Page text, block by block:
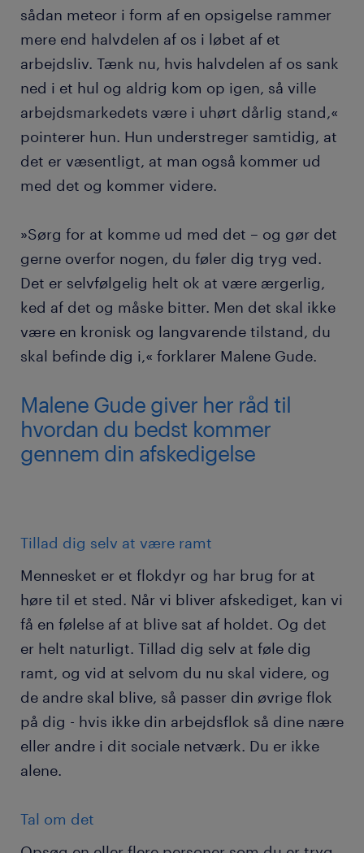
sådan meteor i form af en opsigelse rammer
mere end halvdelen af os i løbet af et
arbejdsliv. Tænk nu, hvis halvdelen af os sank
ned i et hul og aldrig kom op igen, så ville
arbejdsmarkedets være i uhørt dårlig stand,«
pointerer hun. Hun understreger samtidig, at
det er væsentligt, at man også kommer ud
med det og kommer videre.
»Sørg for at komme ud med det – og gør det
gerne overfor nogen, du føler dig tryg ved.
Det er selvfølgelig helt ok at være ærgerlig,
ked af det og måske bitter. Men det skal ikke
være en kronisk og langvarende tilstand, du
skal befinde dig i,« forklarer Malene Gude.
Malene Gude giver her råd til
hvordan du bedst kommer
gennem din afskedigelse
Tillad dig selv at være ramt
Mennesket er et flokdyr og har brug for at
høre til et sted. Når vi bliver afskediget, kan vi
få en følelse af at blive sat af holdet. Og det
er helt naturligt. Tillad dig selv at føle dig
ramt, og vid at selvom du nu skal videre, og
de andre skal blive, så passer din øvrige flok
på dig - hvis ikke din arbejdsflok så dine nære
eller andre i dit sociale netværk. Du er ikke
alene.
Tal om det